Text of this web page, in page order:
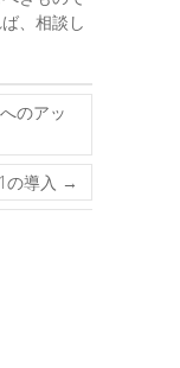
、相談し
のアッ
の導入 →